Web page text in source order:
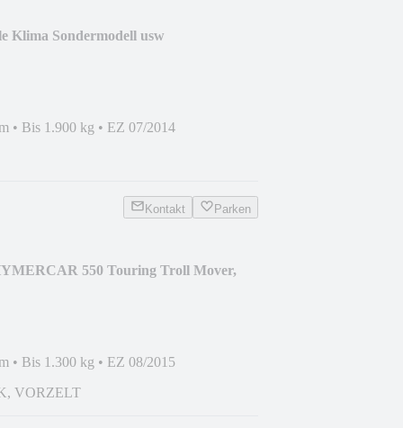
Klima Sondermodell usw
• Bis 1.900 kg • EZ 07/2014
Kontakt Parken
550 Touring Troll Mover,
• Bis 1.300 kg • EZ 08/2015
VORZELT